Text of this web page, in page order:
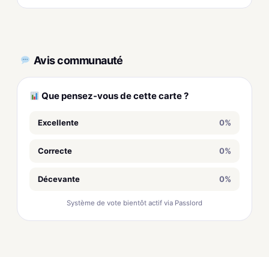
Avis communauté
Que pensez-vous de cette carte ?
Excellente 0%
Correcte 0%
Décevante 0%
Système de vote bientôt actif via Passlord